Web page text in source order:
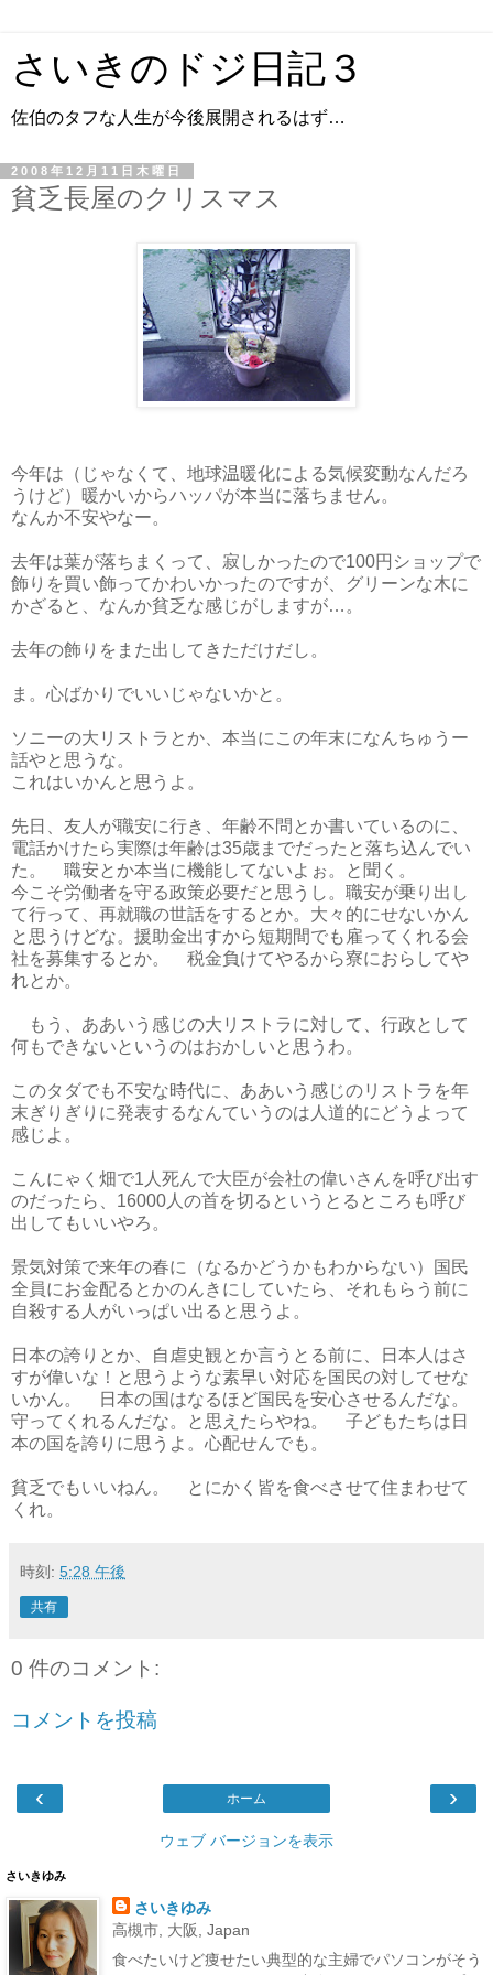
さいきのドジ日記３
佐伯のタフな人生が今後展開されるはず…
2008年12月11日木曜日
貧乏長屋のクリスマス
今年は（じゃなくて、地球温暖化による気候変動なんだろ
うけど）暖かいからハッパが本当に落ちません。
なんか不安やなー。
去年は葉が落ちまくって、寂しかったので100円ショップで
飾りを買い飾ってかわいかったのですが、グリーンな木に
かざると、なんか貧乏な感じがしますが…。
去年の飾りをまた出してきただけだし。
ま。心ばかりでいいじゃないかと。
ソニーの大リストラとか、本当にこの年末になんちゅうー
話やと思うな。
これはいかんと思うよ。
先日、友人が職安に行き、年齢不問とか書いているのに、
電話かけたら実際は年齢は35歳までだったと落ち込んでい
た。 職安とか本当に機能してないよぉ。と聞く。
今こそ労働者を守る政策必要だと思うし。職安が乗り出し
て行って、再就職の世話をするとか。大々的にせないかん
と思うけどな。援助金出すから短期間でも雇ってくれる会
社を募集するとか。 税金負けてやるから寮におらしてや
れとか。
もう、ああいう感じの大リストラに対して、行政として
何もできないというのはおかしいと思うわ。
このタダでも不安な時代に、ああいう感じのリストラを年
末ぎりぎりに発表するなんていうのは人道的にどうよって
感じよ。
こんにゃく畑で1人死んで大臣が会社の偉いさんを呼び出す
のだったら、16000人の首を切るというとるところも呼び
出してもいいやろ。
景気対策で来年の春に（なるかどうかもわからない）国民
全員にお金配るとかのんきにしていたら、それもらう前に
自殺する人がいっぱい出ると思うよ。
日本の誇りとか、自虐史観とか言うとる前に、日本人はさ
すが偉いな！と思うような素早い対応を国民の対してせな
いかん。 日本の国はなるほど国民を安心させるんだな。
守ってくれるんだな。と思えたらやね。 子どもたちは日
本の国を誇りに思うよ。心配せんでも。
貧乏でもいいねん。 とにかく皆を食べさせて住まわせて
くれ。
時刻: 5:28 午後
共有
0 件のコメント:
コメントを投稿
‹ ›
ホーム
ウェブ バージョンを表示
さいきゆみ
さいきゆみ
高槻市, 大阪, Japan
食べたいけど痩せたい典型的な主婦でパソコンがそう